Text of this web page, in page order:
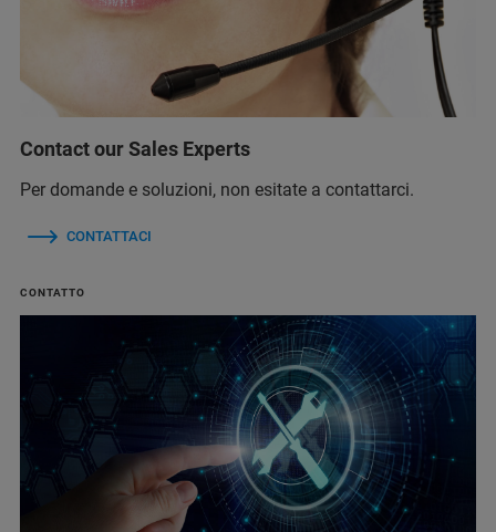
Contact our Sales Experts
Per domande e soluzioni, non esitate a contattarci.
CONTATTACI
CONTATTO